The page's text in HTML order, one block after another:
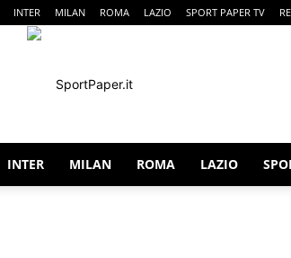
INTER MILAN ROMA LAZIO SPORT PAPER TV
INTER MILAN ROMA LAZIO